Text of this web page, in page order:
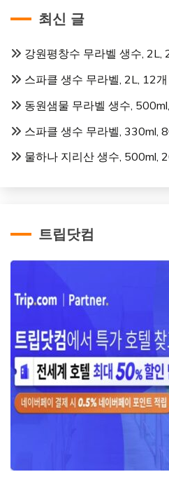
최신 글
강원평창수 무라벨 생수, 2L,
스파클 생수 무라벨, 2L, 12개
동원샘물 무라벨 생수,
스파클 생수 무라벨, 330ml,
물하나 지리산 생수, 500ml,
트립닷컴